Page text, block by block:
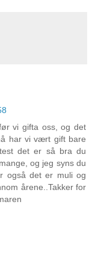
vi gifta oss, og det
har vi vært gift bare
det er så bra du
og jeg syns du
også det er muli og
årene..Takker for